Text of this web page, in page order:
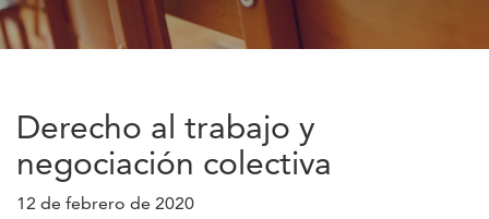
Derecho al trabajo y
negociación colectiva
12 de febrero de 2020